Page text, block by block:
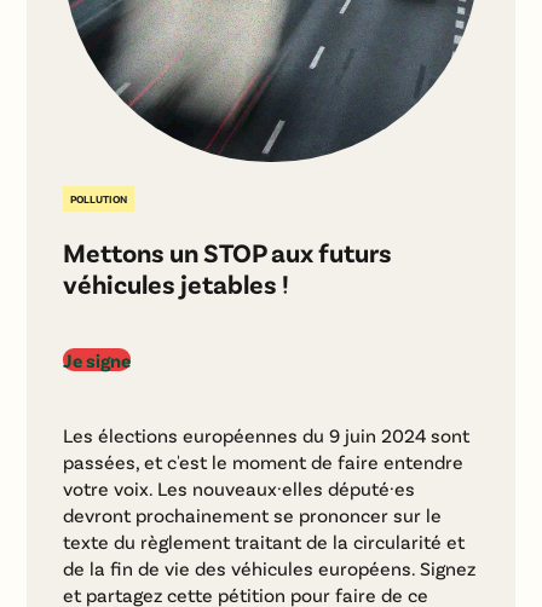
POLLUTION
Mettons un STOP aux futurs
véhicules jetables !
Je signe
Les élections européennes du 9 juin 2024 sont
passées, et c'est le moment de faire entendre
votre voix. Les nouveaux·elles député·es
devront prochainement se prononcer sur le
texte du règlement traitant de la circularité et
de la fin de vie des véhicules européens. Signez
et partagez cette pétition pour faire de ce